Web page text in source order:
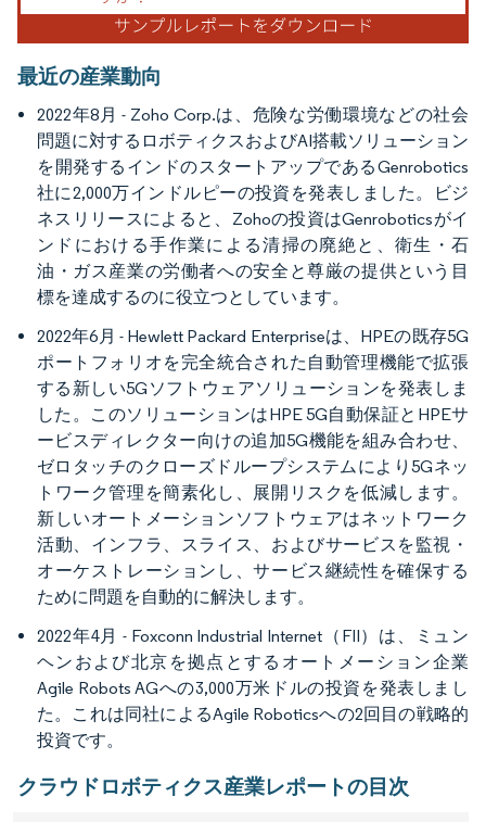
最近の産業動向
2022年8月 - Zoho Corp.は、危険な労働環境などの社会
問題に対するロボティクスおよびAI搭載ソリューション
を開発するインドのスタートアップであるGenrobotics
社に2,000万インドルピーの投資を発表しました。ビジ
ネスリリースによると、Zohoの投資はGenroboticsがイ
ンドにおける手作業による清掃の廃絶と、衛生・石
油・ガス産業の労働者への安全と尊厳の提供という目
標を達成するのに役立つとしています。
2022年6月 - Hewlett Packard Enterpriseは、HPEの既存5G
ポートフォリオを完全統合された自動管理機能で拡張
する新しい5Gソフトウェアソリューションを発表しま
した。このソリューションはHPE 5G自動保証とHPEサ
ービスディレクター向けの追加5G機能を組み合わせ、
ゼロタッチのクローズドループシステムにより5Gネッ
トワーク管理を簡素化し、展開リスクを低減します。
新しいオートメーションソフトウェアはネットワーク
活動、インフラ、スライス、およびサービスを監視・
オーケストレーションし、サービス継続性を確保する
ために問題を自動的に解決します。
2022年4月 - Foxconn Industrial Internet（FII）は、ミュン
ヘンおよび北京を拠点とするオートメーション企業
Agile Robots AGへの3,000万米ドルの投資を発表しまし
た。これは同社によるAgile Roboticsへの2回目の戦略的
投資です。
クラウドロボティクス産業レポートの目次